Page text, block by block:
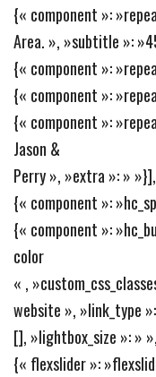
{« component »:
Area. », »subtitle »:
{« component »:
{« component »:
{« component »:
Jason &
Perry », »extra »: »
{« component »:
{« component »:
color
« ,
website », »link_type
[], »lightbox_size »: »
{« flexslider »: